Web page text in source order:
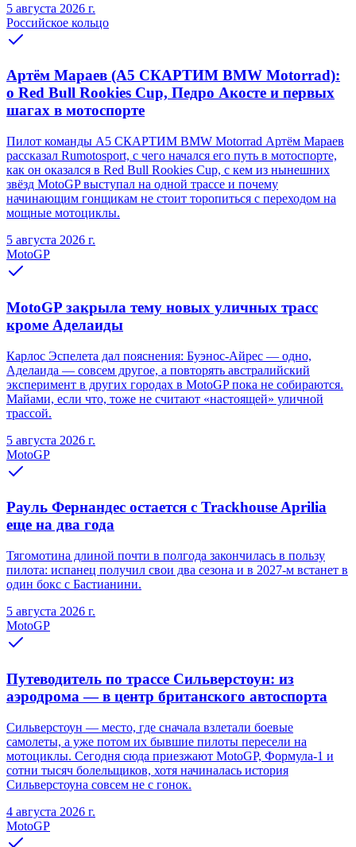
5 августа 2026 г.
Российское кольцо
Артём Мараев (A5 СКАРТИМ BMW Motorrad):
о Red Bull Rookies Cup, Педро Акосте и первых
шагах в мотоспорте
Пилот команды A5 СКАРТИМ BMW Motorrad Артём Мараев
рассказал Rumotosport, с чего начался его путь в мотоспорте,
как он оказался в Red Bull Rookies Cup, с кем из нынешних
звёзд MotoGP выступал на одной трассе и почему
начинающим гонщикам не стоит торопиться с переходом на
мощные мотоциклы.
5 августа 2026 г.
MotoGP
MotoGP закрыла тему новых уличных трасс
кроме Аделаиды
Карлос Эспелета дал пояснения: Буэнос-Айрес — одно,
Аделаида — совсем другое, а повторять австралийский
эксперимент в других городах в MotoGP пока не собираются.
Майами, если что, тоже не считают «настоящей» уличной
трассой.
5 августа 2026 г.
MotoGP
Рауль Фернандес остается с Trackhouse Aprilia
еще на два года
Тягомотина длиной почти в полгода закончилась в пользу
пилота: испанец получил свои два сезона и в 2027-м встанет в
один бокс с Бастианини.
5 августа 2026 г.
MotoGP
Путеводитель по трассе Сильверстоун: из
аэродрома — в центр британского автоспорта
Сильверстоун — место, где сначала взлетали боевые
самолеты, а уже потом их бывшие пилоты пересели на
мотоциклы. Сегодня сюда приезжают MotoGP, Формула-1 и
сотни тысяч болельщиков, хотя начиналась история
Сильверстоуна совсем не с гонок.
4 августа 2026 г.
MotoGP